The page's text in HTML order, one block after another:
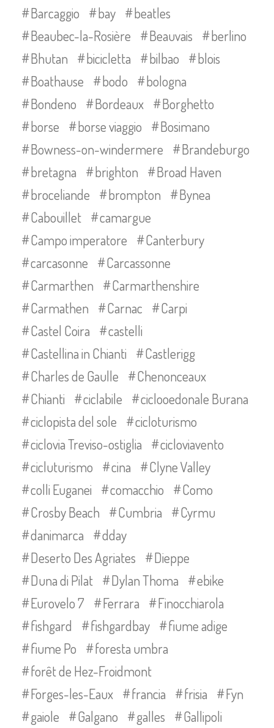
Barcaggio
bay
beatles
Beaubec-la-Rosière
Beauvais
berlino
Bhutan
bicicletta bilbao
blois
Boathause
bodo
bologna
Bondeno
Bordeaux
Borghetto
borse
borse viaggio
Bosimano
Bowness-on-windermere
Brandeburgo
bretagna
brighton
Broad Haven
broceliande
brompton
Bynea
Cabouillet
camargue
Campo imperatore
Canterbury
carcasonne
Carcassonne
Carmarthen
Carmarthenshire
Carmathen
Carnac
Carpi
Castel Coira
castelli
Castellina in Chianti
Castlerigg
Charles de Gaulle
Chenonceaux
Chianti
ciclabile
ciclooedonale Burana
ciclopista del sole
cicloturismo
ciclovia Treviso-ostiglia
cicloviavento
cicluturismo
cina
Clyne Valley
colli Euganei
comacchio
Como
Crosby Beach
Cumbria
Cyrmu
danimarca
dday
Deserto Des Agriates
Dieppe
Duna di Pilat
Dylan Thoma
ebike
Eurovelo 7
Ferrara
Finocchiarola
fishgard
fishgardbay
fiume adige
fiume Po
foresta umbra
forêt de Hez-Froidmont
Forges-les-Eaux
francia frisia
Fyn
gaiole
Galgano galles Gallipoli